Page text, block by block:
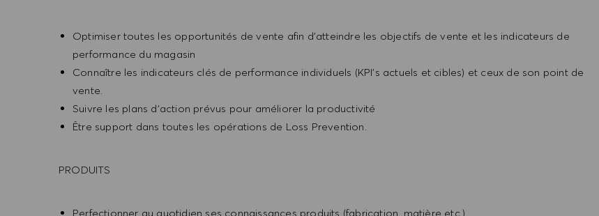
Optimiser toutes les opportunités de vente afin d'atteindre les objectifs de vente et les indicateurs de
performance du magasin
Connaître les indicateurs clés de performance individuels (KPI’s actuels et cibles) et ceux de son point de
vente.
Suivre les plans d’action prévus pour améliorer la productivité
Être support dans toutes les opérations de Loss Prevention.
PRODUITS
Perfectionner au quotidien ses connaissances produits (fabrication, matière etc.)